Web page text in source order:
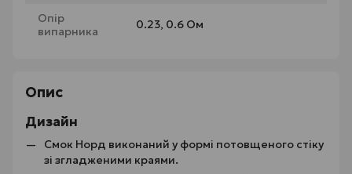
Опір
випарника
0.23, 0.6 Ом
Опис
Дизайн
Смок Норд виконаний у формі потовщеного стіку
зі згладженими краями.